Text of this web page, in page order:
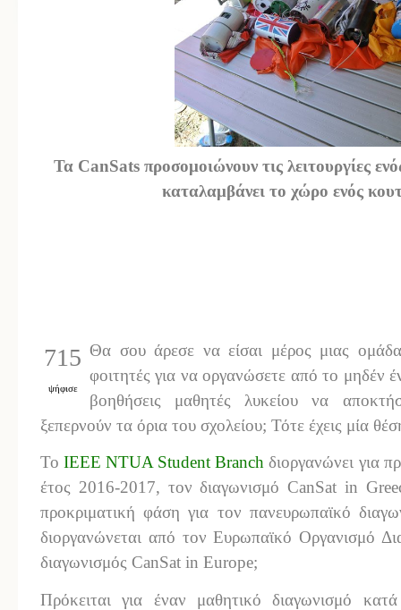
Τα CanSats προσομοιώνουν τις λειτουργίες
καταλαμβάνει το χώρο ενός
715
ψήφισε
Θα σου άρεσε να είσαι μέρος μιας
φοιτητές για να οργανώσετε από το μηδέν
βοηθήσεις μαθητές λυκείου να
ξεπερνούν τα όρια του σχολείου; Τότε έχεις μία
ΤοIEEE NTUA Student Branch διοργανώνει για
έτος 2016-2017, τον διαγωνισμό CanSat in
προκριματική φάση για τον πανευρωπαϊκό
διοργανώνεται από τον Ευρωπαϊκό Οργανισμό
διαγωνισμός CanSat in Europe;
Πρόκειται για έναν μαθητικό διαγωνισμό